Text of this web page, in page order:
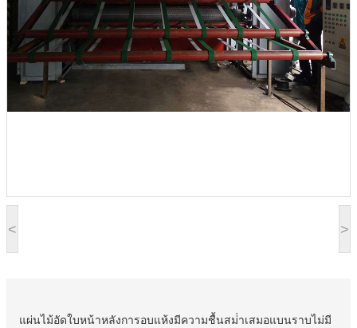
< >
แผ่นไม้อัดใบหน้าหลังการอบแห้งมีความชื้นสม่ําเสมอแบนราบไม่มี